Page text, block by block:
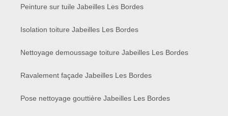
Peinture sur tuile Jabeilles Les Bordes
Isolation toiture Jabeilles Les Bordes
Nettoyage demoussage toiture Jabeilles Les Bordes
Ravalement façade Jabeilles Les Bordes
Pose nettoyage gouttière Jabeilles Les Bordes